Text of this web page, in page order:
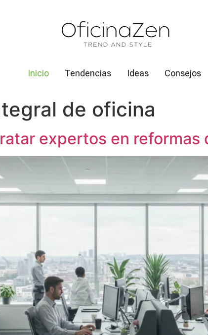
Inicio Tendencias Ideas Consejos
de oficina
expertos en reformas